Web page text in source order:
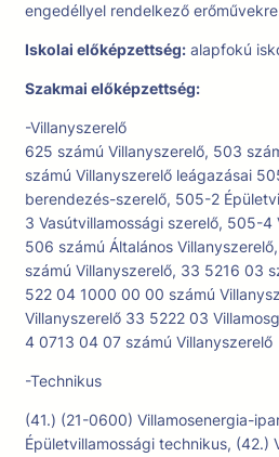
engedéllyel rendelkező
Iskolai előképzettség: alapfokú
Szakmai előképzettség:
-Villanyszerelő
625 számú Villanyszerelő, 503
számú Villanyszerelő leágazásai
berendezés-szerelő, 505-2
3 Vasútvillamossági szerelő, 505-4
506 számú Általános
számú Villanyszerelő, 33 5216 03
522 04 1000 00 00 számú
Villanyszerelő 33 5222 03
4 0713 04 07 számú Villanyszerelő
-Technikus
(41.) (21-0600) Villamosenergia-
Épületvillamossági technikus, (42.)